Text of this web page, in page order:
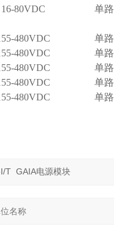
16-80VDC 单路
480VDC 单路
480VDC 单路
480VDC 单路
480VDC 单路
480VDC 单路